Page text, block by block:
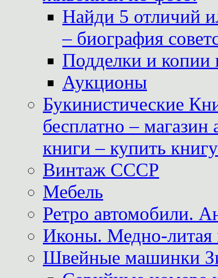
Найди 5 отличий
– биография
Подделки и копии
Аукционы
Букинистические
бесплатно –
книги – купить
Винтаж СССР
Мебель
Ретро автомобили.
Иконы. Медно-литая
Швейные машинки